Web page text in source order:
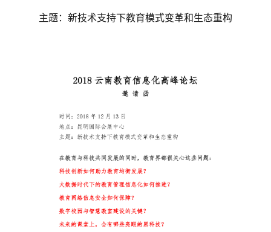
主题：新技术支持下教育模式变革和生态重构